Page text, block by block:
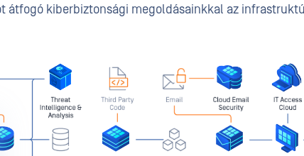
átfogó kiberbiztonsági megoldásainkkal az